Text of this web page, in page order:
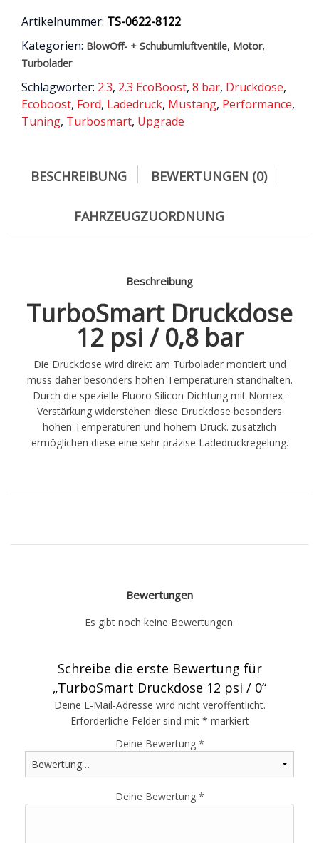
Artikelnummer: TS-0622-8122
Kategorien: BlowOff- + Schubumluftventile, Motor,
Turbolader
Schlagwörter: 2.3, 2.3 EcoBoost, 8 bar, Druckdose,
Ecoboost, Ford, Ladedruck, Mustang, Performance,
Tuning, Turbosmart, Upgrade
BESCHREIBUNG BEWERTUNGEN (0)
FAHRZEUGZUORDNUNG
Beschreibung
TurboSmart Druckdose
12 psi / 0,8 bar
Die Druckdose wird direkt am Turbolader montiert und
muss daher besonders hohen Temperaturen standhalten.
Durch die spezielle Fluoro Silicon Dichtung mit Nomex-
Verstärkung widerstehen diese Druckdose besonders
hohen Temperaturen und hohem Druck. zusätzlich
ermöglichen diese eine sehr präzise Ladedruckregelung.
Bewertungen
Es gibt noch keine Bewertungen.
Schreibe die erste Bewertung für
„TurboSmart Druckdose 12 psi / 0“
Deine E-Mail-Adresse wird nicht veröffentlicht.
Erforderliche Felder sind mit * markiert
Deine Bewertung *
Deine Bewertung *